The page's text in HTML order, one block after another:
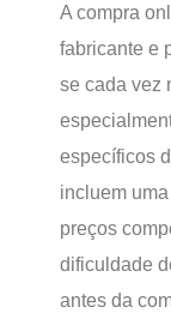
A compra
fabricante e
se cada vez
específicos
incluem
preços
dificuldade
antes da